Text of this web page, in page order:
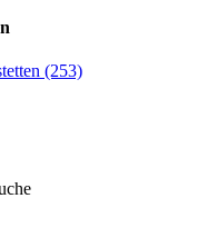
(253)